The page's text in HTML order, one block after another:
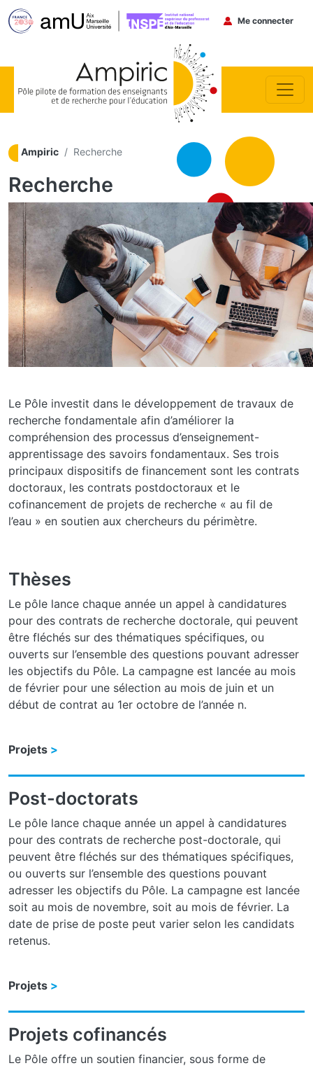
Menu du
Me connecter
Ampiric Recherche
Recherche
Le Pôle investit dans le développement de travaux de
recherche fondamentale afin d’améliorer la
compréhension des processus d’enseignement-
apprentissage des savoirs fondamentaux. Ses trois
principaux dispositifs de financement sont les contrats
doctoraux, les contrats postdoctoraux et le
cofinancement de projets de recherche « au fil de
l’eau » en soutien aux chercheurs du périmètre.
Thèses
Le pôle lance chaque année un appel à candidatures
pour des contrats de recherche doctorale, qui peuvent
être fléchés sur des thématiques spécifiques, ou
ouverts sur l’ensemble des questions pouvant adresser
les objectifs du Pôle. La campagne est lancée au mois
de février pour une sélection au mois de juin et un
début de contrat au 1er octobre de l’année n.
Projets
Post-doctorats
Le pôle lance chaque année un appel à candidatures
pour des contrats de recherche post-doctorale, qui
peuvent être fléchés sur des thématiques spécifiques,
ou ouverts sur l’ensemble des questions pouvant
adresser les objectifs du Pôle. La campagne est lancée
soit au mois de novembre, soit au mois de février. La
date de prise de poste peut varier selon les candidats
retenus.
Projets
Projets cofinancés
Le Pôle offre un soutien financier, sous forme de